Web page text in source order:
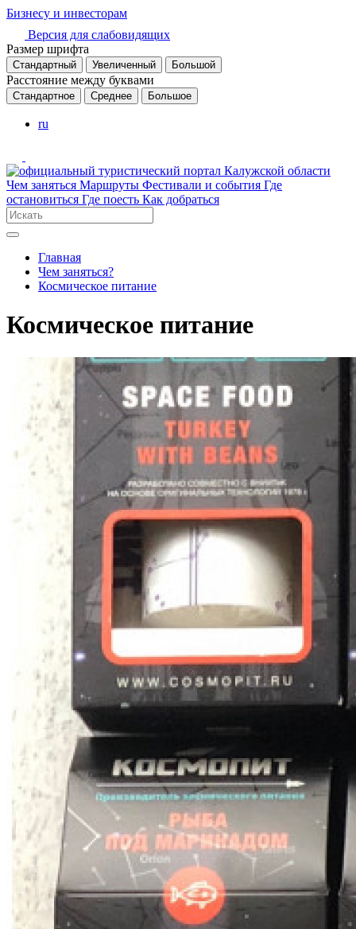
Бизнесу и инвесторам
Версия для слабовидящих
Размер шрифта
Стандартный Увеличенный Большой
Расстояние между буквами
Стандартное Среднее Большое
ru
Чем заняться Маршруты Фестивали и события Где
остановиться Где поесть Как добраться
Главная
Чем заняться?
Космическое питание
Космическое питание